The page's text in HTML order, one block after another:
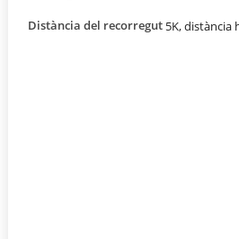
Distància del recorregut 5K, distància